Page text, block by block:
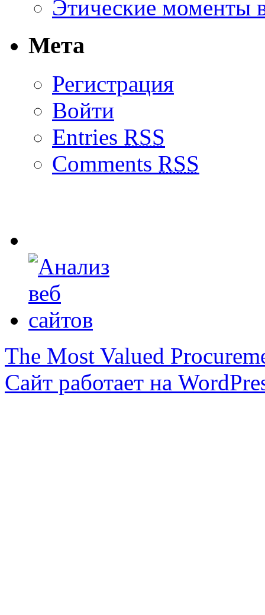
Этические моменты
Мета
Регистрация
Войти
Entries RSS
Comments RSS
The Most Valued
Сайт работает на